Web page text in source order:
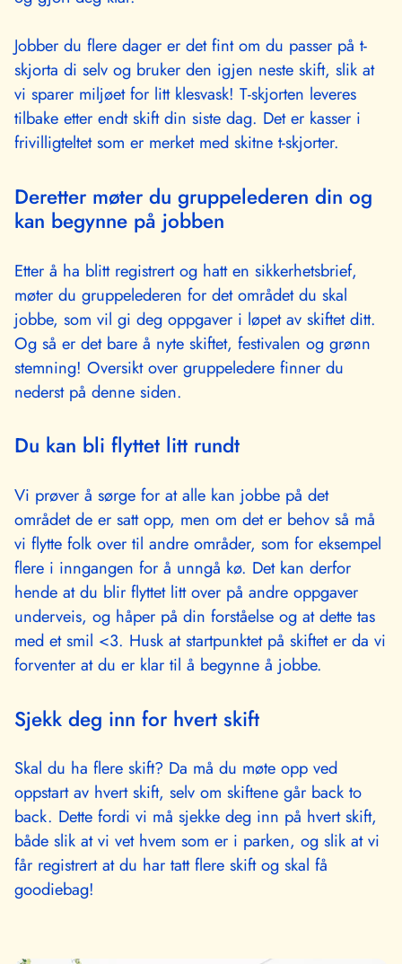
Jobber du flere dager er det fint om du passer på t-
skjorta di selv og bruker den igjen neste skift, slik at
vi sparer miljøet for litt klesvask! T-skjorten leveres
tilbake etter endt skift din siste dag. Det er kasser i
frivilligteltet som er merket med skitne t-skjorter.
Deretter møter du gruppelederen din og
kan begynne på jobben
Etter å ha blitt registrert og hatt en sikkerhetsbrief,
møter du gruppelederen for det området du skal
jobbe, som vil gi deg oppgaver i løpet av skiftet ditt.
Og så er det bare å nyte skiftet, festivalen og grønn
stemning! Oversikt over gruppeledere finner du
nederst på denne siden.
Du kan bli flyttet litt rundt
Vi prøver å sørge for at alle kan jobbe på det
området de er satt opp, men om det er behov så må
vi flytte folk over til andre områder, som for eksempel
flere i inngangen for å unngå kø. Det kan derfor
hende at du blir flyttet litt over på andre oppgaver
underveis, og håper på din forståelse og at dette tas
med et smil <3. Husk at startpunktet på skiftet er da vi
forventer at du er klar til å begynne å jobbe.
Sjekk deg inn for hvert skift
Skal du ha flere skift? Da må du møte opp ved
oppstart av hvert skift, selv om skiftene går back to
back. Dette fordi vi må sjekke deg inn på hvert skift,
både slik at vi vet hvem som er i parken, og slik at vi
får registrert at du har tatt flere skift og skal få
goodiebag!